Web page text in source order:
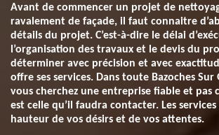
Avant de commencer un projet de
ravalement de façade, il faut connaitre
détails du projet. C’est-à-dire le délai
l’organisation des travaux et le devis du
déterminer avec précision et avec
offre ses services. Dans toute Bazoches Sur
vous cherchez une entreprise fiable et pas
est celle qu’il faudra contacter. Les
hauteur de vos désirs et de vos attentes.